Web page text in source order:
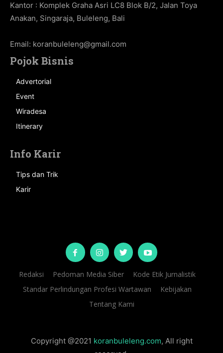
Kantor : Komplek Graha Asri LC8 Blok B/2, Jalan Toya
Anakan, Singaraja, Buleleng, Bali
Email: koranbuleleng@gmail.com
Pojok Bisnis
Advertorial
Event
Wiradesa
Itinerary
Info Karir
Tips dan Trik
Karir
Redaksi Pedoman Media Siber
Kode Etik Jurnalistik
Standar Perlindungan Profesi Wartawan
Kebijakan
Tentang Kami
Copyright @2021 koranbuleleng.com, All right